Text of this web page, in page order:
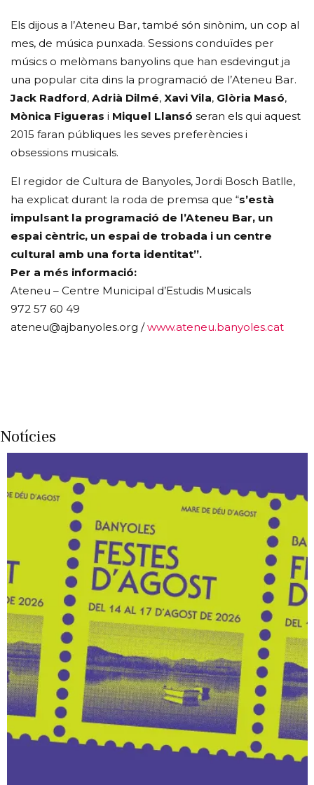
Els dijous a l’Ateneu Bar, també són sinònim, un cop al
mes, de música punxada. Sessions conduïdes per
músics o melòmans banyolins que han esdevingut ja
una popular cita dins la programació de l’Ateneu Bar.
Jack Radford,Adrià Dilmé,Xavi Vila, Glòria Masó,
Mònica Figueras i Miquel Llansó seran els qui aquest
2015 faran públiques les seves preferències i
obsessions musicals.
El regidor de Cultura de Banyoles, Jordi Bosch Batlle,
ha explicat durant la roda de premsa que “s’està
impulsant la programació de l’Ateneu Bar, un
espai cèntric, un espai de trobada i un centre
cultural amb una forta identitat”.
Per a més informació:
Ateneu – Centre Municipal d’Estudis Musicals
972 57 60 49
ateneu@ajbanyoles.org /www.ateneu.banyoles.cat
Notícies